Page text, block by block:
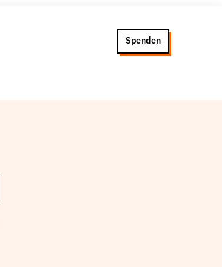
Spenden